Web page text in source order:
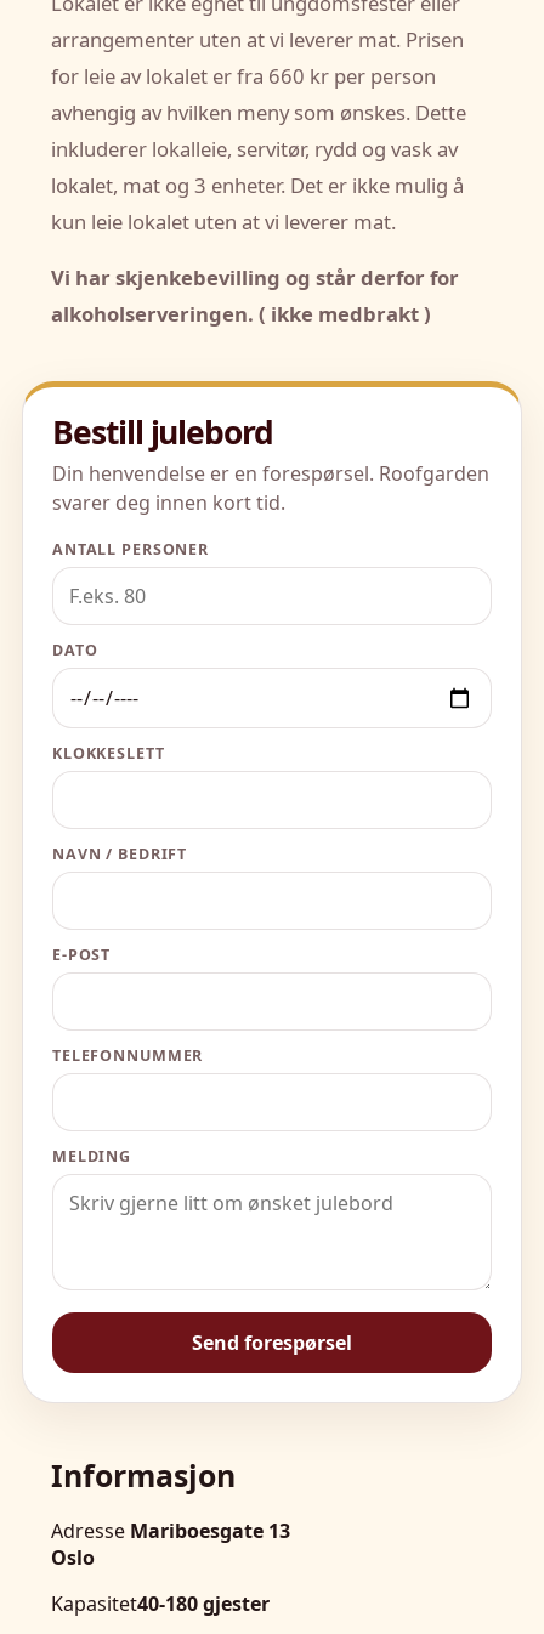
arrangementer uten at vi leverer mat. Prisen
for leie av lokalet er fra 660 kr per person
avhengig av hvilken meny som ønskes. Dette
inkluderer lokalleie, servitør, rydd og vask av
lokalet, mat og 3 enheter. Det er ikke mulig å
kun leie lokalet uten at vi leverer mat.
Vi har skjenkebevilling og står derfor for
alkoholserveringen. ( ikke medbrakt )
Bestill julebord
Din henvendelse er en forespørsel. Roofgarden
svarer deg innen kort tid.
ANTALL PERSONER
DATO
KLOKKESLETT
NAVN / BEDRIFT
E-POST
TELEFONNUMMER
MELDING
Send forespørsel
Informasjon
Adresse Mariboesgate 13
Oslo
Kapasitet40-180 gjester